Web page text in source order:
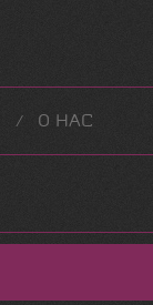
О НАС